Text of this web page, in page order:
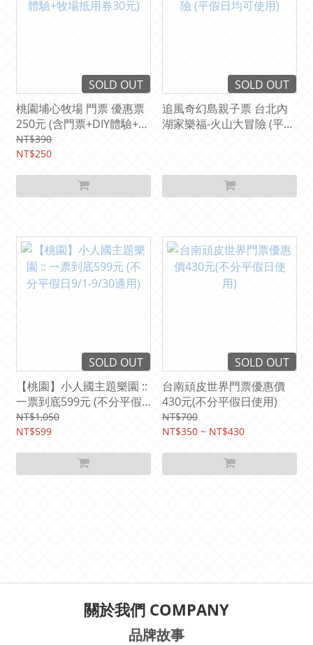
SOLD OUT
桃園埔心牧場 門票 優惠票
250元 (含門票+DIY體驗+牧
場抵用券30元)
NT$390
NT$250
SOLD OUT
追風奇幻島親子票 台北內
湖家樂福-火山大冒險 (平假
SOLD OUT
【桃園】小人國主題樂園 ::
一票到底599元 (不分平假
日9/1-9/30適用)
NT$1,050
NT$599
SOLD OUT
台南頑皮世界門票優惠價
430元(不分平假日使用)
NT$700
NT$350 ~ NT$430
關於我們 COMPANY
品牌故事